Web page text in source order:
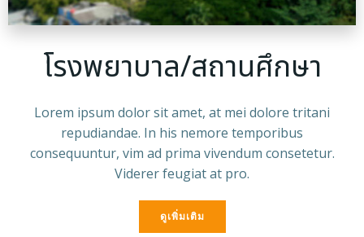
โรงพยาบาล/สถานศึกษา
Lorem ipsum dolor sit amet, at mei dolore tritani
repudiandae. In his nemore temporibus
consequuntur, vim ad prima vivendum consetetur.
Viderer feugiat at pro.
ดูเพิ่มเติม